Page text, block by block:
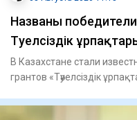
Названы
Тәуелсіздік
В Казахстане стали
грантов «Тәуелсіздік